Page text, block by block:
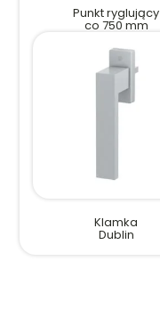
Punkt ryglujący
co 750 mm
Klamka
Dublin